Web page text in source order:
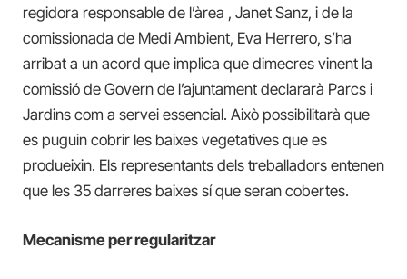
regidora responsable de l’àrea , Janet Sanz, i de la
comissionada de Medi Ambient, Eva Herrero, s’ha
arribat a un acord que implica que dimecres vinent la
comissió de Govern de l’ajuntament declararà Parcs i
Jardins com a servei essencial. Això possibilitarà que
es puguin cobrir les baixes vegetatives que es
produeixin. Els representants dels treballadors entenen
que les 35 darreres baixes sí que seran cobertes.
Mecanisme per regularitzar